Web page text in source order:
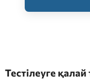
Тестілеуге